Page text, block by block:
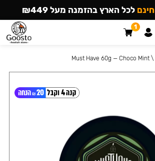
\
Must Have 60g — Choco Mint
חינם לכל הארץ בהזמנה מעל ₪449
1